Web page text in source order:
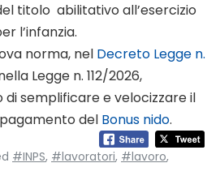
titolo abilitativo all’esercizio
l’infanzia.
norma, nel Decreto Legge n.
Legge n. 112/2026,
di semplificare e velocizzare il
del Bonus nido.
#INPS, #lavoratori, #lavoro,